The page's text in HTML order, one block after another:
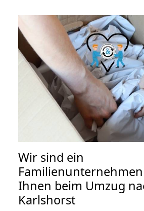
Wir sind ein
Ihnen beim Umzug
Karlshorst